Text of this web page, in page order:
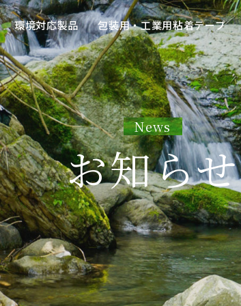
環境対応製品 包装用・工業用粘着テープ
News
お知らせ